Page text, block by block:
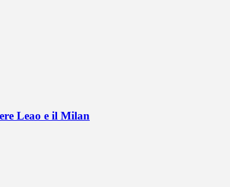
Leao e il Milan